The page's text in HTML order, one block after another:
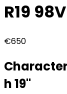
R19 98V
€650
h19"